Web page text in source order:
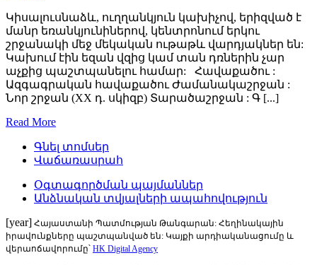
Կիսալուսնաձև, ուղղանկյուն կախիչով, երիզված է
մանր եռանկյունիներով, կենտրոնում երկու
շրջանակի մեջ մեկական ութաթև վարդյակներ են:
Կախում էին եզան վզից կամ տան դռներին չար
աչքից պաշտպանելու համար: Հավաքածու :
Ազգագրական հավաքածու Ժամանակաշրջան :
Նոր շրջան (XX դ. սկիզբ) Տարածաշրջան : Գ [...]
Read More
Գնել տոմսեր
Վաճառասրահ
Օգտագործման պայմաններ
Անձնական տվյալների ապահովություն
[year] Հայաստանի Պատմության Թանգարան: Հեղինակային
իրավունքները պաշտպանված են: Կայքի արդիականացումը և
վերաոճավորումը՝ HK Digital Agency